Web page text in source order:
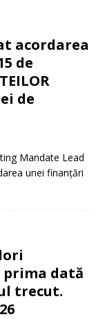
acordarea
de
de
Mandate Lead
unei finanțări
prima dată
trecut.